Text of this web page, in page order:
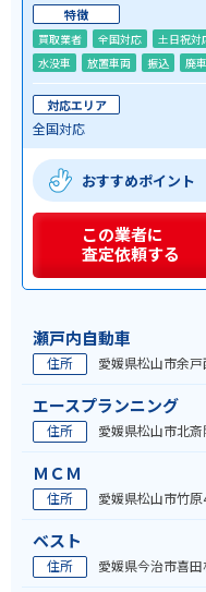
特徴
買取業者 全国対応 土日祝対
水没車
放置車両 振込 廃
対応エリア
全国対応
おすすめポイント
この業者に
査定依頼する
瀬戸内自動車
住所 愛媛県松山市余
エースプランニング
住所 愛媛県松山市北
ＭＣＭ
住所 愛媛県松山市竹原
ベスト
住所 愛媛県今治市喜